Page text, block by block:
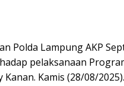
Polda Lampung AKP
pelaksanaan
Kamis (28/08/2025).